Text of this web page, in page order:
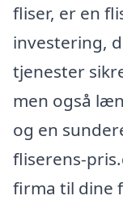
fliser, er en
investering,
tjenester
men også
og en
fliserens-
firma til dine